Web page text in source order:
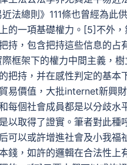
法總則》111條也曾經為此
的一項基礎權力。[5]不外
持，包含把持這些信息的
框架下的權力中間主義，
把持，并在感性判定的基本
易價值，大批internet新興
每個社會成員都是以分歧
以取得了證實。筆者對此種
可以或許增進社會及小我
錢，如許的邏輯在合法性